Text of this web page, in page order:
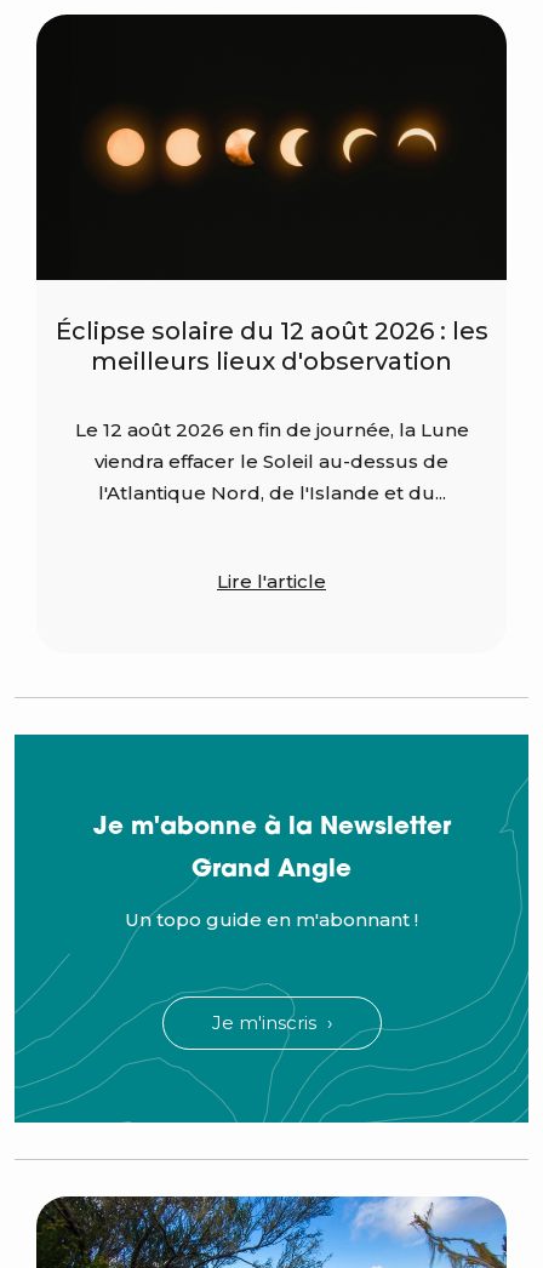
Éclipse solaire du 12 août 2026 : les
meilleurs lieux d'observation
Le 12 août 2026 en fin de journée, la Lune
viendra effacer le Soleil au-dessus de
l'Atlantique Nord, de l'Islande et du...
Lire l'article
Je m'abonne à la Newsletter
Grand Angle
Un topo guide en m'abonnant !
Je m'inscris